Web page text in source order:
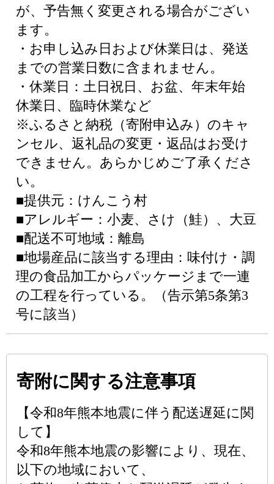
が、予告無く変更される場合がござい
ます。
・お申し込み日および休業日は、発送
までの営業日数に含まれません。
・休業日：土日祝日、お盆、年末年始
休業日、臨時休業など
※ふるさと納税（寄附申込み）のキャ
ンセル、返礼品の変更・返品はお受け
できません。あらかじめご了承くださ
い。
■提供元：けんこう村
■アレルギー：小麦、さけ（鮭）、大豆
■配送不可地域：離島
■地場産品に該当する理由：味付け・調
理の食品加工からパッケージまで一連
の工程を行っている。（告示第5条第3
号に該当）
寄附に関する注意事項
【令和8年熊本地震に伴う配送遅延に関
して】
令和8年熊本地震の影響により、現在、
以下の地域において、